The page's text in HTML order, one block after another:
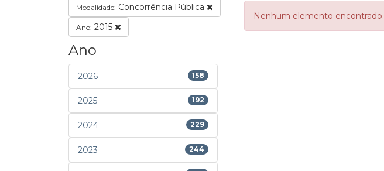
Modalidade: Concorrência Pública
Ano: 2015
Ano
2026 158
2025 192
2024 229
2023 244
Nenhum elemento encontrado.